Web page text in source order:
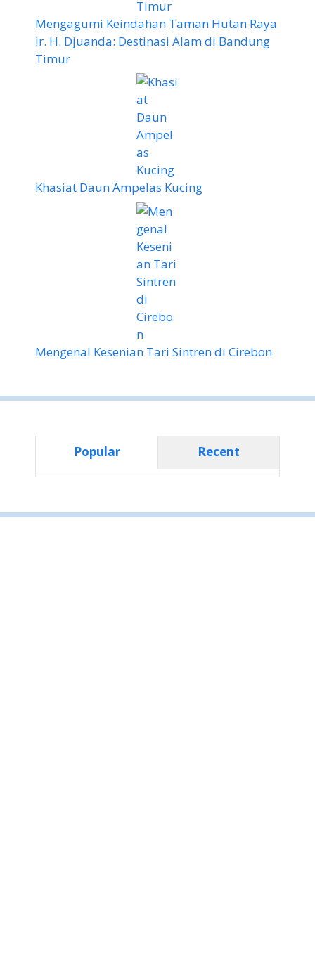
Mengagumi Keindahan Taman Hutan Raya
Ir. H. Djuanda: Destinasi Alam di Bandung
Timur
Khasiat Daun Ampelas Kucing
Mengenal Kesenian Tari Sintren di Cirebon
Popular Recent